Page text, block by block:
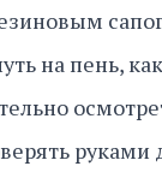
на пень,